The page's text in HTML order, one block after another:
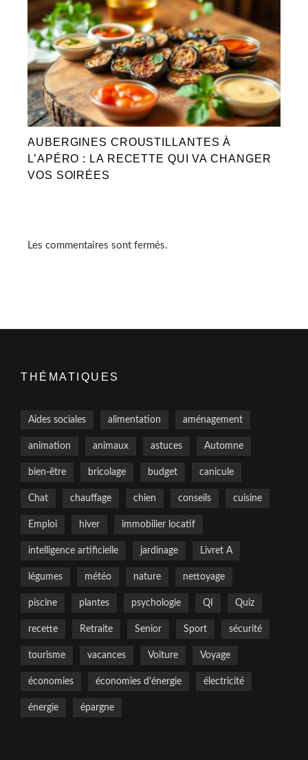
AUBERGINES CROUSTILLANTES À
L’APÉRO : LA RECETTE QUI VA CHANGER
VOS SOIRÉES
Les commentaires sont fermés.
THÉMATIQUES
Aides sociales alimentation aménagement
animation animaux astuces Automne
bien-être bricolage budget canicule
Chat chauffage chien conseils cuisine
Emploi hiver immobilier locatif
intelligence artificielle jardinage Livret A
légumes météo nature nettoyage
piscine plantes psychologie QI Quiz
recette Retraite Senior Sport sécurité
tourisme vacances Voiture Voyage
économies économies d'énergie électricité
énergie épargne